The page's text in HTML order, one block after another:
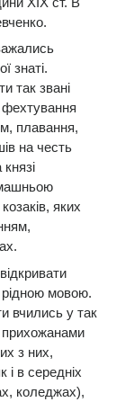
знаті.
так звані
фехтування
плавання,
на честь
яких
мовою.
вчились у так
прихожанами
з них,
і в середніх
коледжах),